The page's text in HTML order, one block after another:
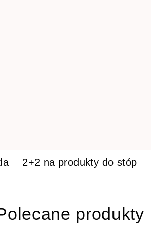
2+2 na produkty do stóp
produkty